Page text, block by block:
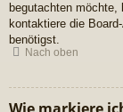
begutachten
kontaktiere die
benötigst.
Nach oben